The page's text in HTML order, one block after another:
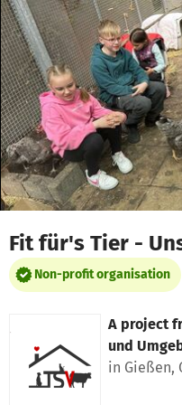
Skip to main content
Show accessibility
Fit für's Tier -
Non-profit organisation
A project
und
in Gießen,